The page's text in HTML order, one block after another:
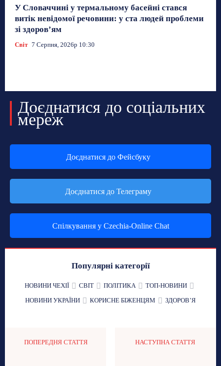
У Словаччині у термальному басейні стався
витік невідомої речовини: у ста людей проблеми
зі здоров’ям
Світ 7 Серпня, 2026р 10:30
Доєднатися до соціальних
мереж
Доєднатися до Фейсбуку
Доєднатися до Телеграму
Спілкування у Czechia-Online Chat
Популярні категорії
НОВИНИ ЧЕХІЇ СВІТ ПОЛІТИКА
ТОП-НОВИНИ
НОВИНИ УКРАЇНИ
КОРИСНЕ БІЖЕНЦЯМ ЗДОРОВʼЯ
ПОПЕРЕДНЯ СТАТТЯ НАСТУПНА СТАТТЯ